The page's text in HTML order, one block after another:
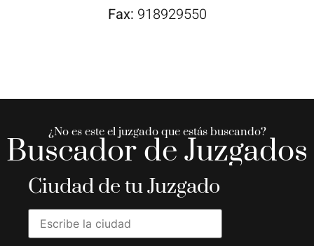
Fax: 918929550
¿No es este el juzgado que estás buscando?
Buscador de Juzgados
Ciudad de tu Juzgado